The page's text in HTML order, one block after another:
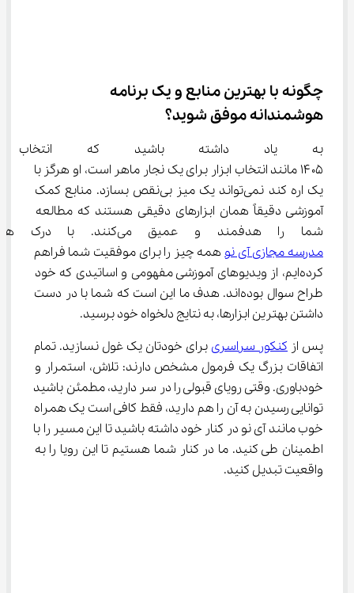
چگونه با بهترین منابع و یک برنامه
هوشمندانه موفق شوید؟
به یاد داشته باشید که انتخاب
۱۴۰۵ مانند انتخاب ابزار برای یک نجار ماهر است، او هرگز با
یک اره کند نمی‌تواند یک میز بی‌نقص بسازد. منابع کمک
آموزشی دقیقاً همان ابزارهای دقیقی هستند که مطالعه
شما را هدفمند و عمیق می‌کنند. با درک همین نیاز، ما در
مدرسه مجازی آی ‌نو همه چیز را برای موفقیت شما فراهم
کرده‌ایم، از ویدیوهای آموزشی مفهومی و اساتیدی که خود
طراح سوال بوده‌اند. هدف ما این است که شما با در دست
داشتن بهترین ابزارها، به نتایج دلخواه خود برسید.
پس از کنکور سراسری برای خودتان یک غول نسازید. تمام
اتفاقات بزرگ یک فرمول مشخص دارند: تلاش، استمرار و
خودباوری. وقتی رویای قبولی را در سر دارید، مطمئن باشید
توانایی رسیدن به آن را هم دارید، فقط کافی است یک همراه
خوب مانند آی ‌نو در کنار خود داشته باشید تا این مسیر را با
اطمینان طی کنید. ما در کنار شما هستیم تا این رویا را به
واقعیت تبدیل کنید.